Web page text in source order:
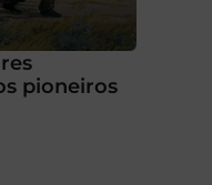
pioneiros